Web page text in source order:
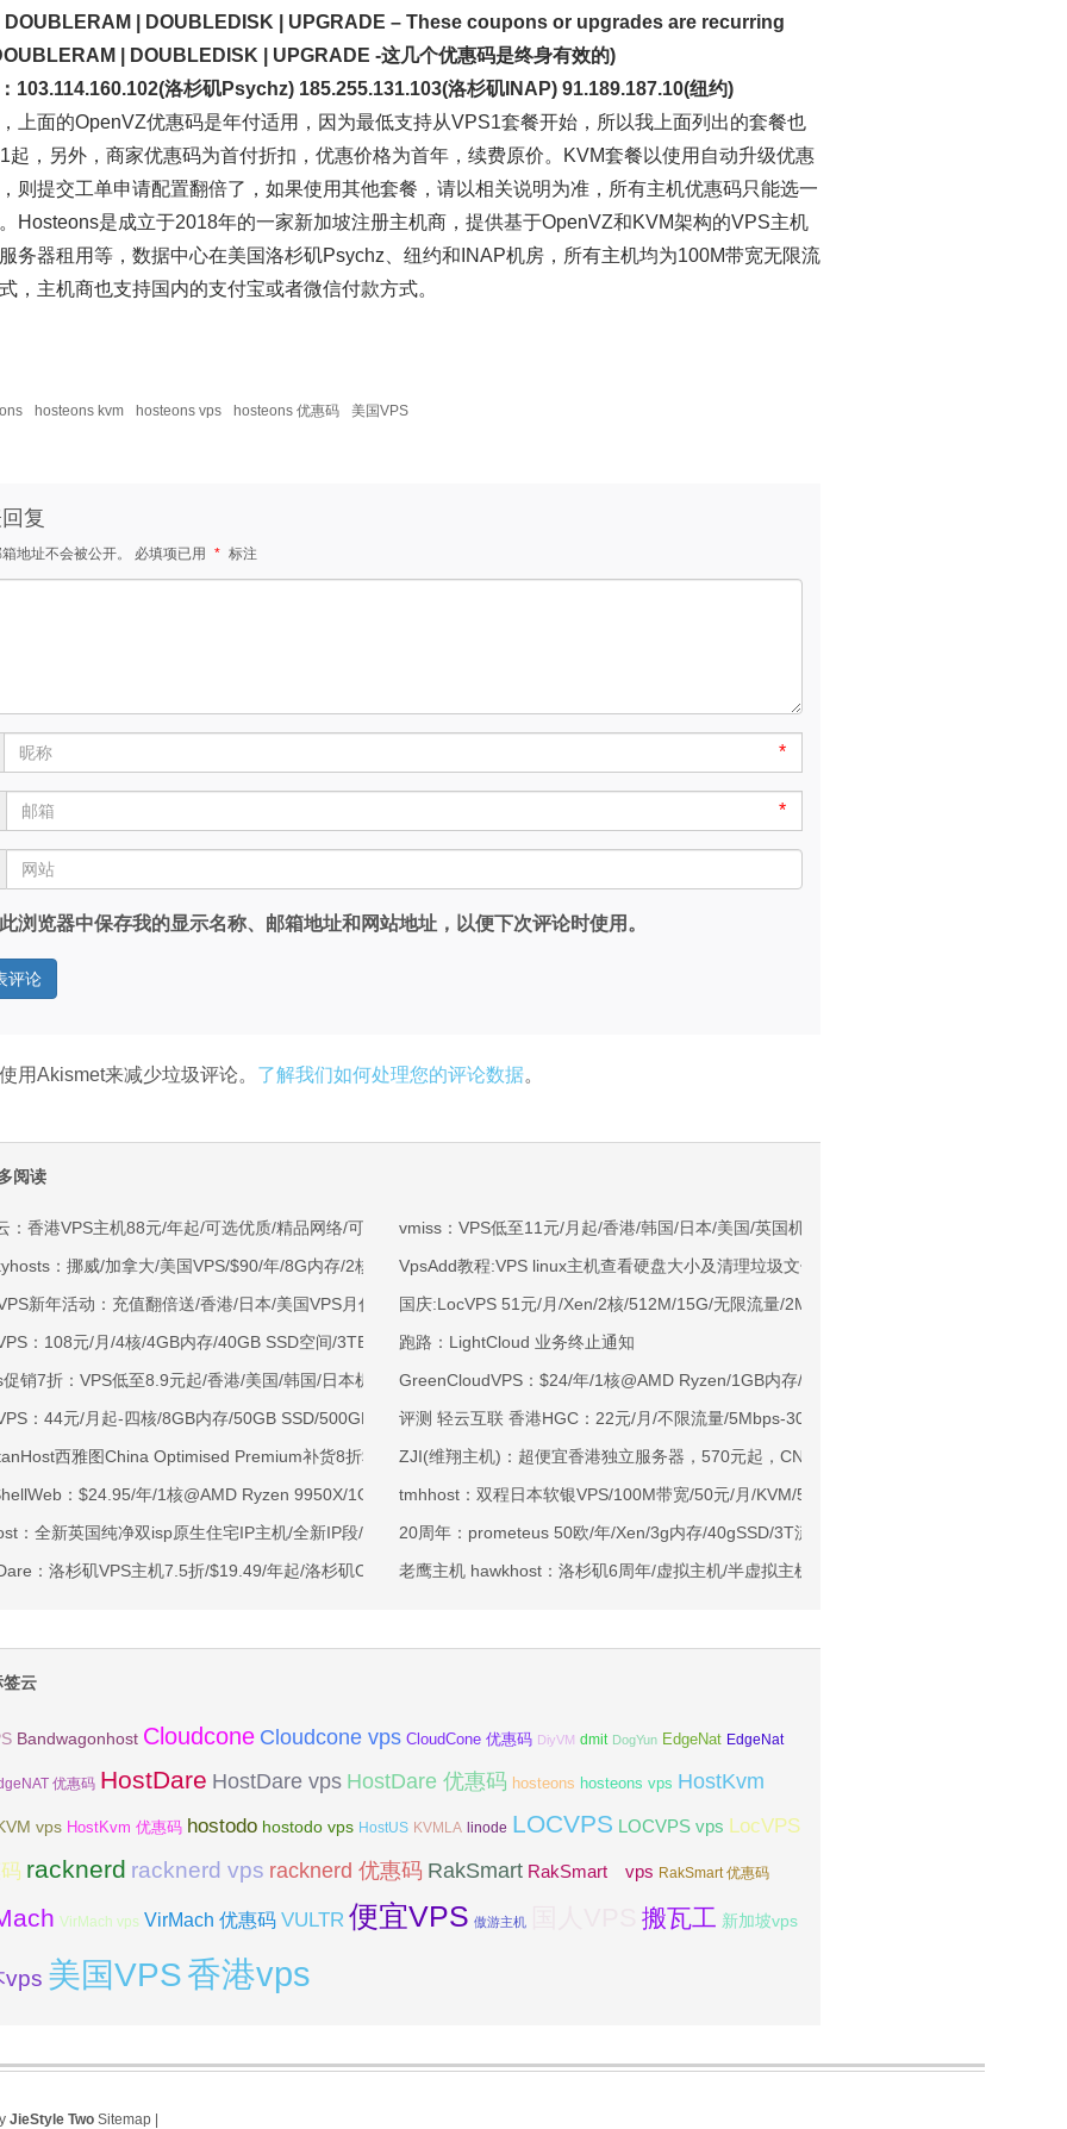
DOUBLERAM | DOUBLEDISK | UPGRADE – These coupons or upgrades are recurring
| DOUBLEDISK | UPGRADE -这几个优惠码是终身有效的)
103.114.160.102(洛杉矶Psychz) 185.255.131.103(洛杉矶INAP) 91.189.187.10(纽约)
上面的OpenVZ优惠码是年付适用，因为最低支持从VPS1套餐开始，所以我上面列出的套餐也
起，另外，商家优惠码为首付折扣，优惠价格为首年，续费原价。KVM套餐以使用自动升级优惠
则提交工单申请配置翻倍了，如果使用其他套餐，请以相关说明为准，所有主机优惠码只能选一
Hosteons是成立于2018年的一家新加坡注册主机商，提供基于OpenVZ和KVM架构的VPS主机
务器租用等，数据中心在美国洛杉矶Psychz、纽约和INAP机房，所有主机均为100M带宽无限流
，主机商也支持国内的支付宝或者微信付款方式。
hosteons kvm hosteons vps hosteons 优惠码 美国VPS
复
地址不会被公开。 必填项已用 * 标注
*
*
浏览器中保存我的显示名称、邮箱地址和网站地址，以便下次评论时使用。
用Akismet来减少垃圾评论。 了解我们如何处理您的评论数据。
阅读
：香港VPS主机88元/年起/可选优质/精品网络/可选100M不限流量/免费CNIX/支持主流AI访问
：挪威/加拿大/美国VPS/$90/年/8G内存/2核/80gNVMe/4T流量
新年活动：充值翻倍送/香港/日本/美国VPS月付9.5折年付8折起/新用户下单送30元
：108元/月/4核/4GB内存/40GB SSD空间/3TB流量/750Mbps-1Gbps端口/KVM/深港IX/双端独立IP/香港原生IP
销7折：VPS低至8.9元起/香港/美国/韩国/日本机房/可选CN2 GIA/AS9929/CMIN2/软银等线路
：44元/月起-四核/8GB内存/50GB SSD/500GB@40Mbps/香港标准区/国内优化网络
西雅图China Optimised Premium补货8折$19.2/月起-四核AMD Ryzen7950x/4GB/100GB NVMe/5TB@10Gbps/免费DDoS防御
：$24.95/年/1核@AMD Ryzen 9950X/1GB内存/20GB NVMe空间/6TB流量/10Gbps端口/KVM/洛杉矶
：全新英国纯净双isp原生住宅IP主机/全新IP段/全新宿主机/9折月付61元起
：洛杉矶VPS主机7.5折/$19.49/年起/洛杉矶CN2 GIA/日本/保加利亚VPS九折
vmiss：VPS低至11元/月起/香港/韩国/日本/美国/英国机房/CN2 GIA/AS9929/CMIN2线路
VpsAdd教程:VPS linux主机查看硬盘大小及清理垃圾文件MYSQL日志文件办法
国庆:LocVPS 51元/月/Xen/2核/512M/15G/无限流量/2Mbps/香港CI
跑路：LightCloud 业务终止通知
GreenCloudVPS：$24/年/1核@AMD Ryzen/1GB内存/15GB NVMe空间/750GB流量/
评测 轻云互联 香港HGC：22元/月/不限流量/5Mbps-30Mbps端口/KVM 轻云互联 香港线
ZJI(维翔主机)：超便宜香港独立服务器，570元起，CN2网络，最高12核/24线程/10M带宽
tmhhost：双程日本软银VPS/100M带宽/50元/月/KVM/512m内存/20gSSD/500g流量
20周年：prometeus 50欧/年/Xen/3g内存/40gSSD/3T流量/意大利
老鹰主机 hawkhost：洛杉矶6周年/虚拟主机/半虚拟主机/分销主机/一律5折
云
Bandwagonhost Cloudcone Cloudcone vps CloudCone 优惠码 DiyVM dmit DogYun EdgeNat EdgeNat
优惠码 HostDare HostDare vps HostDare 优惠码 hosteons hosteons vps HostKvm
vps HostKvm 优惠码 hostodo hostodo vps HostUS KVMLA linode LOCVPS LOCVPS vps LocVPS
racknerd racknerd vps racknerd 优惠码 RakSmart RakSmart vps RakSmart 优惠码
VirMach vps VirMach 优惠码 VULTR 便宜VPS 傲游主机 搬瓦工 新加坡vps
vps 美国VPS香港vps
JieStyle Two Sitemap